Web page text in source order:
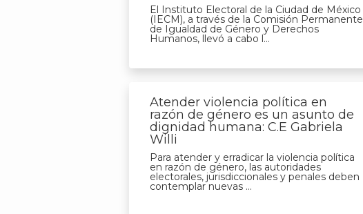
El Instituto Electoral de la Ciudad de México
(IECM), a través de la Comisión Permanente
de Igualdad de Género y Derechos
Humanos, llevó a cabo l...
Atender violencia política en
razón de género es un asunto de
dignidad humana: C.E Gabriela
Willi
Para atender y erradicar la violencia política
en razón de género, las autoridades
electorales, jurisdiccionales y penales deben
contemplar nuevas ...